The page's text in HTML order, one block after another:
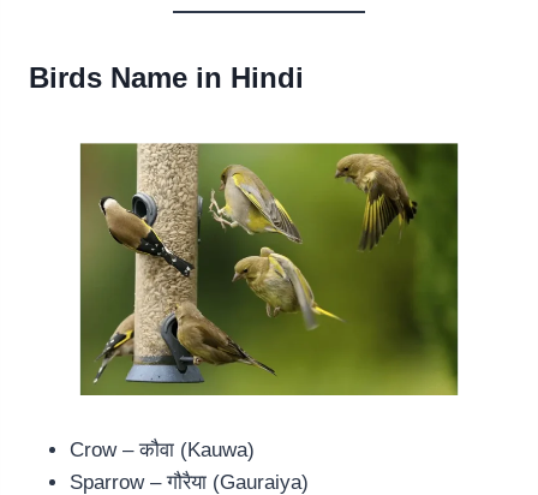
Birds Name in Hindi
Crow – कौवा (Kauwa)
Sparrow – गौरैया (Gauraiya)